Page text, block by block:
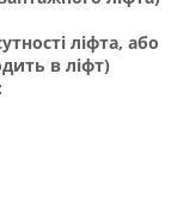
ліфта, або
в ліфт)